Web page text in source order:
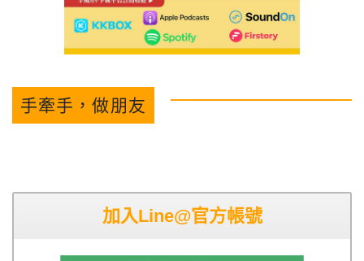
手牽手，做朋友
加入Line@官方帳號